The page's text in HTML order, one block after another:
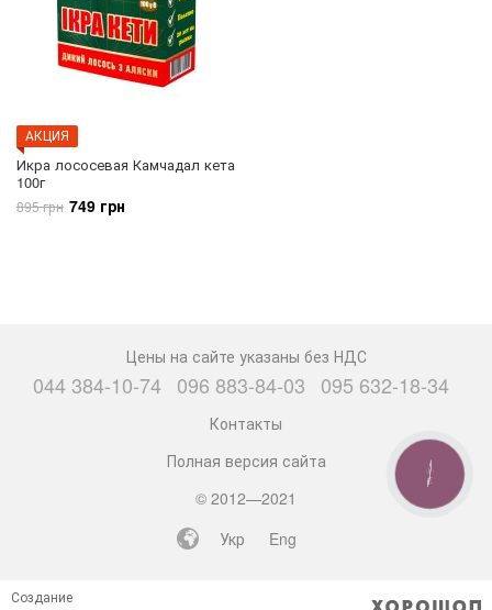
АКЦИЯ
Икра лососевая Камчадал кета
100г
895 грн 749 грн
Цены на сайте указаны без НДС
044 384-10-74 096 883-84-03 095 632-18-34
Контакты
Полная версия сайта
© 2012—2021
Укр
Eng
Создание
КНОПКА
СВЯЗИ